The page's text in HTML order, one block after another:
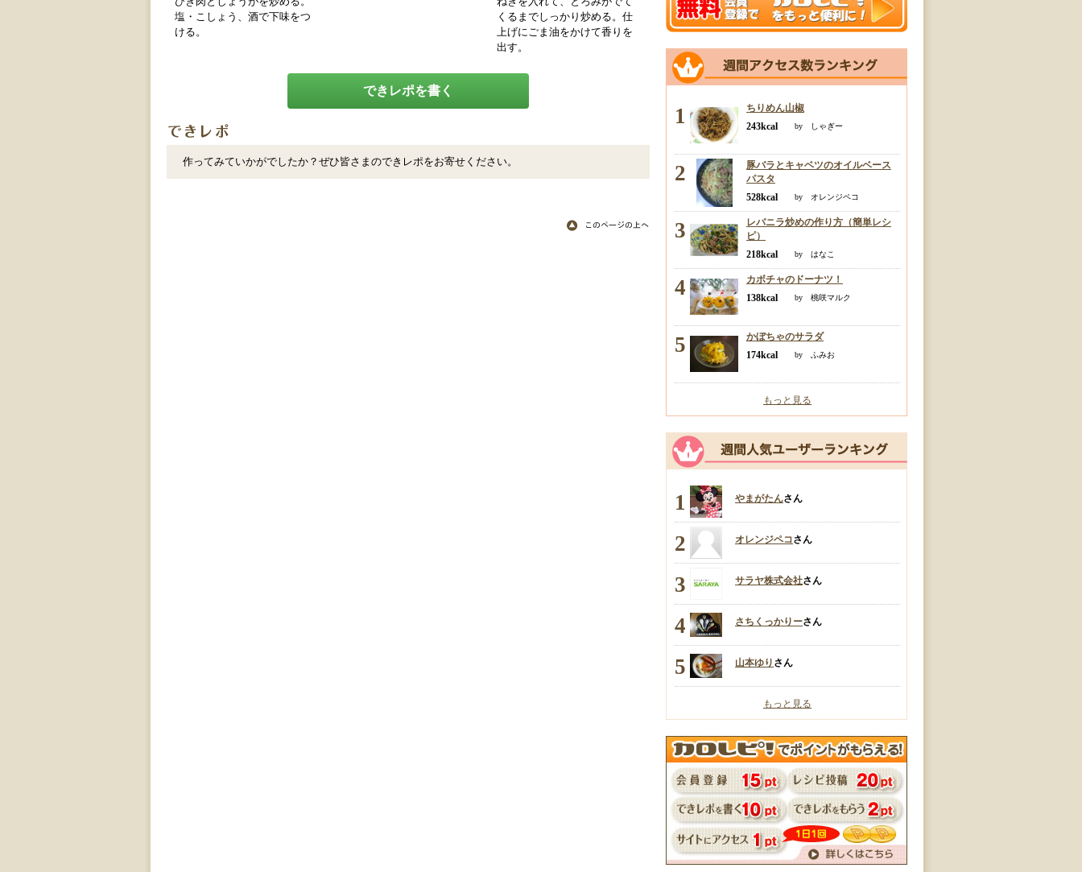
塩・こしょう、酒で下味をつ
ける。
くるまでしっかり炒める。仕
上げにごま油をかけて香りを
出す。
できレポを書く
作ってみていかがでしたか？ぜひ皆さまのできレポをお寄せください。
1
ちりめん山椒
243kcal
by しゃぎー
2
豚バラとキャベツのオイルベース
パスタ
528kcal
by オレンジペコ
3
レバニラ炒めの作り方（簡単レシ
ピ）
218kcal
by はなこ
4
カボチャのドーナツ！
138kcal
by 桃咲マルク
5
かぼちゃのサラダ
174kcal
by ふみお
もっと見る
1 やまがたんさん
2 オレンジペコさん
3 サラヤ株式会社さん
4 さちくっかりーさん
5 山本ゆり さん
もっと見る